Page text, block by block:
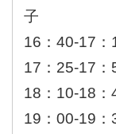
子
16：40-17
17：25-17
18：10-18
19：00-19